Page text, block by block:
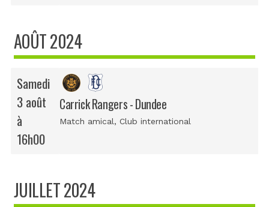
AOÛT 2024
Samedi
3 août
à
16h00
Carrick Rangers - Dundee
Match amical, Club international
JUILLET 2024